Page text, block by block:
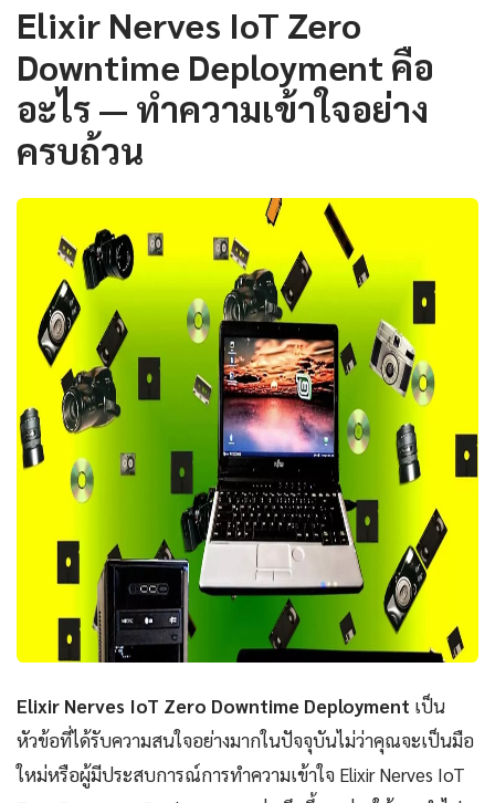
Elixir Nerves IoT Zero
Downtime Deployment คือ
อะไร — ทำความเข้าใจอย่าง
ครบถ้วน
Elixir Nerves IoT Zero Downtime Deployment เป็น
หัวข้อที่ได้รับความสนใจอย่างมากในปัจจุบันไม่ว่าคุณจะเป็นมือ
ใหม่หรือผู้มีประสบการณ์การทำความเข้าใจ Elixir Nerves IoT